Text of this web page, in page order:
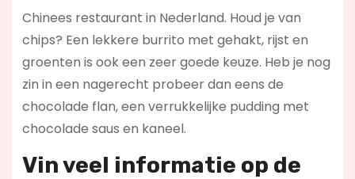
Chinees restaurant in Nederland. Houd je van
chips? Een lekkere burrito met gehakt, rijst en
groenten is ook een zeer goede keuze. Heb je nog
zin in een nagerecht probeer dan eens de
chocolade flan, een verrukkelijke pudding met
chocolade saus en kaneel.
Vin veel informatie op de